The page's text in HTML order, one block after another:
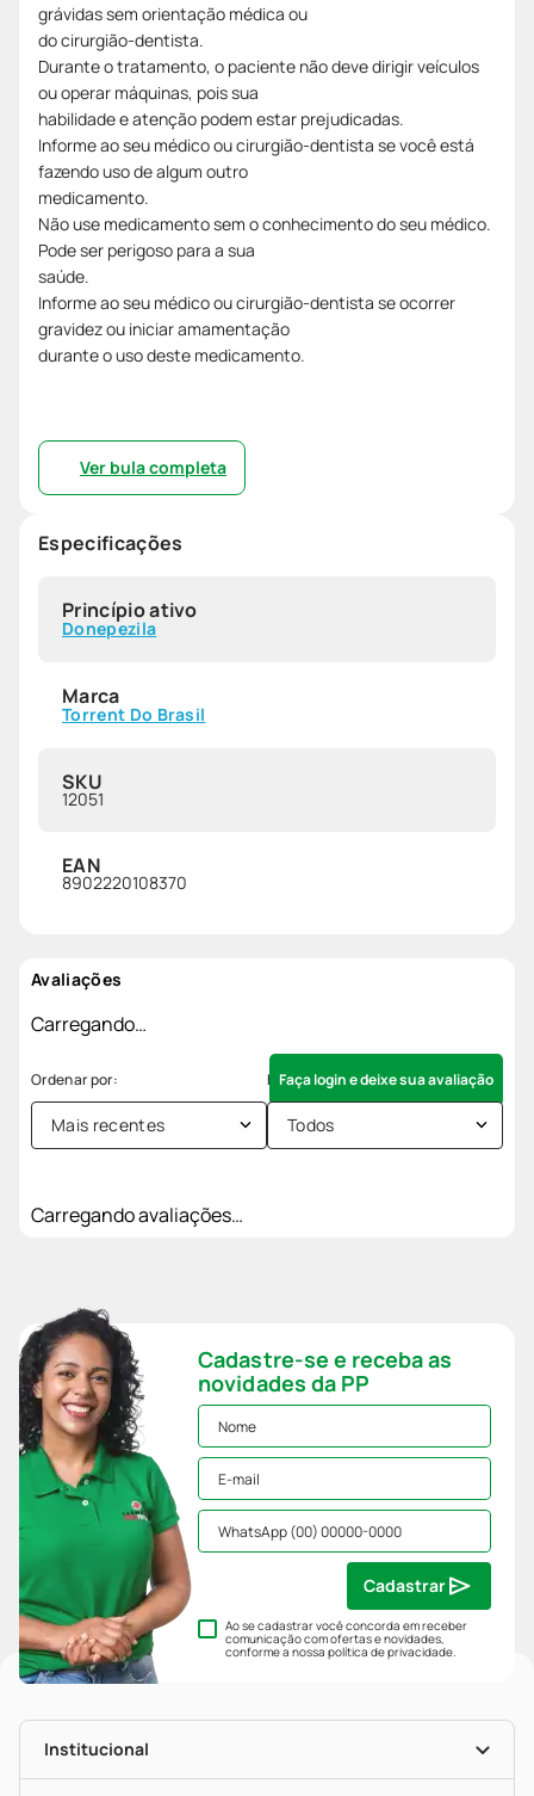
grávidas sem orientação médica ou
do cirurgião-dentista.
Durante o tratamento, o paciente não deve dirigir veículos
ou operar máquinas, pois sua
habilidade e atenção podem estar prejudicadas.
Informe ao seu médico ou cirurgião-dentista se você está
fazendo uso de algum outro
medicamento.
Não use medicamento sem o conhecimento do seu médico.
Pode ser perigoso para a sua
saúde.
Informe ao seu médico ou cirurgião-dentista se ocorrer
gravidez ou iniciar amamentação
durante o uso deste medicamento.
Ver bula completa
Especificações
Princípio ativo
Donepezila
Marca
Torrent Do Brasil
SKU
12051
EAN
8902220108370
Avaliações
Carregando…
Faça login e deixe sua avaliação
Mais recentes Todos
Carregando avaliações…
Cadastre-se e receba as
novidades da PP
Ao se cadastrar você concorda em receber
comunicação com ofertas e novidades,
conforme a nossapolítica de privacidade.
Cadastrar
Institucional
História